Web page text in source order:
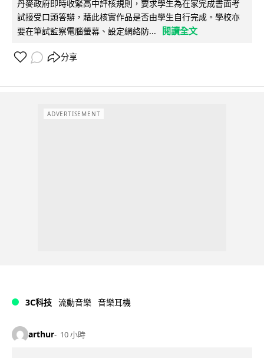
丹麥政府即時收緊高中評核規則，要求學生為在家完成書面考
試接受口頭答辯，藉此核實作品是否由學生自行完成。學校亦
要在筆試監察電腦螢幕、設定網絡防...
閱讀全文
分享
ADVERTISEMENT
3C科技 流動音樂 音樂耳機
arthur 10 小時